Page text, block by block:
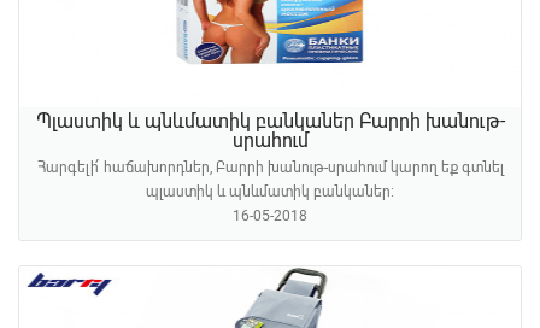
Պլաստիկ և պնևմատիկ բանկաներ Բարրի խանութ-
սրահում
Հարգելի՛ հաճախորդներ, Բարրի խանութ-սրահում կարող եք գտնել
պլաստիկ և պնևմատիկ բանկաներ։
16-05-2018